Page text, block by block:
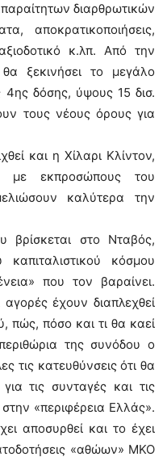
διαρθρωτικών
αποκρατικοποιήσεις,
κ.λπ. Από την
ξεκινήσει το μεγάλο
4ης δόσης, ύψους 15 δισ.
τους νέους όρους για
και η Χίλαρι Κλίντον,
με εκπροσώπους του
καλύτερα την
στο Νταβός,
κόσμου
που τον βαραίνει.
έχουν διαπλεχθεί
πώς, πόσο και τι θα καεί
της συνόδου ο
τις κατευθύνσεις ότι θα
τις συνταγές και τις
«περιφέρεια Ελλάς».
αποσυρθεί και το έχει
«αθώων» ΜΚΟ